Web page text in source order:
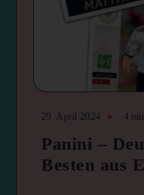
29. April 2024 4
Panini –
Besten aus